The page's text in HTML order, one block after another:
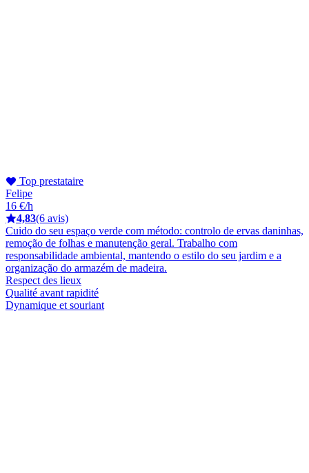
Top prestataire
Felipe
16 €/h
4,83(6 avis)
Cuido do seu espaço verde com método: controlo de ervas daninhas,
remoção de folhas e manutenção geral. Trabalho com
responsabilidade ambiental, mantendo o estilo do seu jardim e a
organização do armazém de madeira.
Respect des lieux
Qualité avant rapidité
Dynamique et souriant